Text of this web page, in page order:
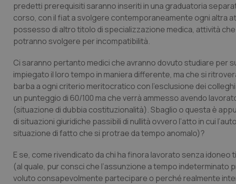
predetti prerequisiti saranno inseriti in una graduatoria
corso, con il fiat a svolgere contemporaneamente ogni altra
possesso di altro titolo di specializzazione medica, attività
potranno svolgere per incompatibilità.
Ci saranno pertanto medici che avranno dovuto studiare
impiegato il loro tempo in maniera differente, ma che si
barba a ogni criterio meritocratico con l’esclusione dei
un punteggio di 60/100 ma che verrà ammesso avendo
(situazione di dubbia costituzionalità). Sbaglio o questa è
di situazioni giuridiche passibili di nullità ovvero l’atto in cui
situazione di fatto che si protrae da tempo anomalo)?
E se, come rivendicato da chi ha finora lavorato senza
(al quale, pur consci che l’assunzione a tempo
voluto consapevolmente partecipare o perché realmente